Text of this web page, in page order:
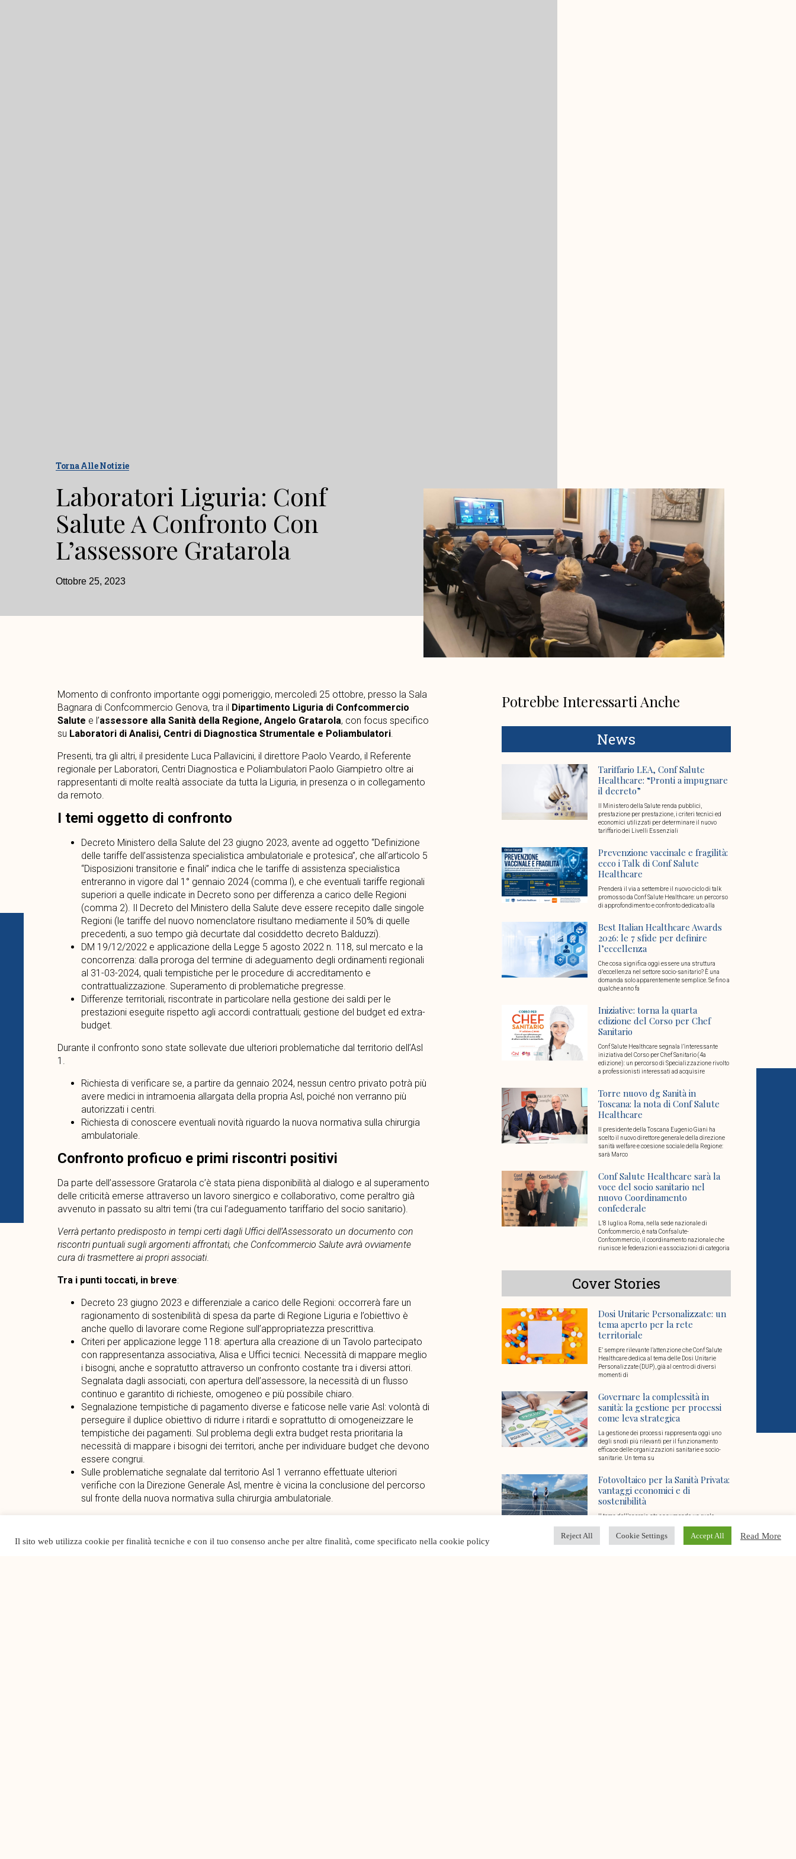
Torna Alle Notizie
Laboratori Liguria: Conf
Salute A Confronto Con
L’assessore Gratarola
Ottobre 25, 2023
Momento di confronto importante oggi pomeriggio, mercoledì 25 ottobre, presso la Sala
Bagnara di Confcommercio Genova, tra il Dipartimento Liguria di Confcommercio
Salute e l’assessore alla Sanità della Regione, Angelo Gratarola, con focus specifico
su Laboratori di Analisi, Centri di Diagnostica Strumentale e Poliambulatori.
Presenti, tra gli altri, il presidente Luca Pallavicini, il direttore Paolo Veardo, il Referente
regionale per Laboratori, Centri Diagnostica e Poliambulatori Paolo Giampietro oltre ai
rappresentanti di molte realtà associate da tutta la Liguria, in presenza o in collegamento
da remoto.
I temi oggetto di confronto
Decreto Ministero della Salute del 23 giugno 2023, avente ad oggetto “Definizione
delle tariffe dell’assistenza specialistica ambulatoriale e protesica”, che all’articolo 5
“Disposizioni transitorie e finali” indica che le tariffe di assistenza specialistica
entreranno in vigore dal 1° gennaio 2024 (comma l), e che eventuali tariffe regionali
superiori a quelle indicate in Decreto sono per differenza a carico delle Regioni
(comma 2). Il Decreto del Ministero della Salute deve essere recepito dalle singole
Regioni (le tariffe del nuovo nomenclatore risultano mediamente il 50% di quelle
precedenti, a suo tempo già decurtate dal cosiddetto decreto Balduzzi).
DM 19/12/2022 e applicazione della Legge 5 agosto 2022 n. 118, sul mercato e la
concorrenza: dalla proroga del termine di adeguamento degli ordinamenti regionali
al 31-03-2024, quali tempistiche per le procedure di accreditamento e
contrattualizzazione. Superamento di problematiche pregresse.
Differenze territoriali, riscontrate in particolare nella gestione dei saldi per le
prestazioni eseguite rispetto agli accordi contrattuali; gestione del budget ed extra-
budget.
Durante il confronto sono state sollevate due ulteriori problematiche dal territorio dell’Asl
1.
Richiesta di verificare se, a partire da gennaio 2024, nessun centro privato potrà più
avere medici in intramoenia allargata della propria Asl, poiché non verranno più
autorizzati i centri.
Richiesta di conoscere eventuali novità riguardo la nuova normativa sulla chirurgia
ambulatoriale.
Confronto proficuo e primi riscontri positivi
Da parte dell’assessore Gratarola c’è stata piena disponibilità al dialogo e al superamento
delle criticità emerse attraverso un lavoro sinergico e collaborativo, come peraltro già
avvenuto in passato su altri temi (tra cui l’adeguamento tariffario del socio sanitario).
Verrà pertanto predisposto in tempi certi dagli Uffici dell’Assessorato un documento con
riscontri puntuali sugli argomenti affrontati, che Confcommercio Salute avrà ovviamente
cura di trasmettere ai propri associati.
Tra i punti toccati, in breve:
Decreto 23 giugno 2023 e differenziale a carico delle Regioni: occorrerà fare un
ragionamento di sostenibilità di spesa da parte di Regione Liguria e l’obiettivo è
anche quello di lavorare come Regione sull’appropriatezza prescrittiva.
Criteri per applicazione legge 118: apertura alla creazione di un Tavolo partecipato
con rappresentanza associativa, Alisa e Uffici tecnici. Necessità di mappare meglio
i bisogni, anche e sopratutto attraverso un confronto costante tra i diversi attori.
Segnalata dagli associati, con apertura dell’assessore, la necessità di un flusso
continuo e garantito di richieste, omogeneo e più possibile chiaro.
Segnalazione tempistiche di pagamento diverse e faticose nelle varie Asl: volontà di
perseguire il duplice obiettivo di ridurre i ritardi e soprattutto di omogeneizzare le
tempistiche dei pagamenti. Sul problema degli extra budget resta prioritaria la
necessità di mappare i bisogni dei territori, anche per individuare budget che devono
essere congrui.
Sulle problematiche segnalate dal territorio Asl 1 verranno effettuate ulteriori
verifiche con la Direzione Generale Asl, mentre è vicina la conclusione del percorso
sul fronte della nuova normativa sulla chirurgia ambulatoriale.
Potrebbe Interessarti Anche
News
Tariffario LEA, Conf Salute
Healthcare: “Pronti a impugnare
il decreto”
Il Ministero della Salute renda pubblici,
prestazione per prestazione, i criteri tecnici ed
economici utilizzati per determinare il nuovo
tariffario dei Livelli Essenziali
Prevenzione vaccinale e fragilità:
ecco i Talk di Conf Salute
Healthcare
Prenderà il via a settembre il nuovo ciclo di talk
promosso da Conf Salute Healthcare: un percorso
di approfondimento e confronto dedicato alla
Best Italian Healthcare Awards
2026: le 7 sfide per definire
l’eccellenza
Che cosa significa oggi essere una struttura
d’eccellenza nel settore socio-sanitario? È una
domanda solo apparentemente semplice. Se fino a
qualche anno fa
Iniziative: torna la quarta
edizione del Corso per Chef
Sanitario
Conf Salute Healthcare segnala l’interessante
iniziativa del Corso per Chef Sanitario (4a
edizione): un percorso di Specializzazione rivolto
a professionisti interessati ad acquisire
Torre nuovo dg Sanità in
Toscana: la nota di Conf Salute
Healthcare
Il presidente della Toscana Eugenio Giani ha
scelto il nuovo direttore generale della direzione
sanità welfare e coesione sociale della Regione:
sarà Marco
Conf Salute Healthcare sarà la
voce del socio sanitario nel
nuovo Coordinamento
confederale
L’8 luglio a Roma, nella sede nazionale di
Confcommercio, è nata Confsalute-
Confcommercio, il coordinamento nazionale che
riunisce le federazioni e associazioni di categoria
Cover Stories
Dosi Unitarie Personalizzate: un
tema aperto per la rete
territoriale
E’ sempre rilevante l’attenzione che Conf Salute
Healthcare dedica al tema delle Dosi Unitarie
Personalizzate (DUP), già al centro di diversi
momenti di
Governare la complessità in
sanità: la gestione per processi
come leva strategica
La gestione dei processi rappresenta oggi uno
degli snodi più rilevanti per il funzionamento
efficace delle organizzazioni sanitarie e socio-
sanitarie. Un tema su
Fotovoltaico per la Sanità Privata:
vantaggi economici e di
sostenibilità
Il tema dell’energia sta assumendo un ruolo
l’esigenza di garantire ogni giorno continuità di
Il sito web utilizza cookie per finalità tecniche e con il tuo consenso anche per altre finalità, come specificato nella cookie policy
Reject All Cookie Settings Accept All Read More